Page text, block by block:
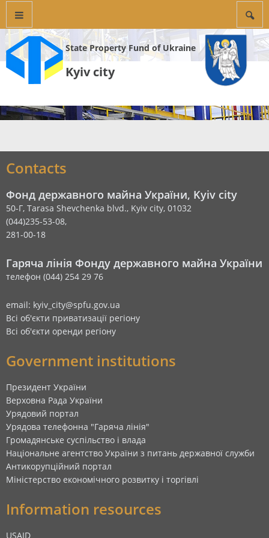
State Property Fund of Ukraine
Kyiv city
Contacts
Фонд державного майна України, Kyiv city
50-Г, Tarasa Shevchenka blvd., Kyiv city, 01032
(044)235-53-08,
281-00-18
Гаряча лінія Фонду державного майна України
телефон (044) 254 29 76
email: kyiv_city@spfu.gov.ua
Всі об'єкти приватизації регіону
Всі об'єкти оренди регіону
Government institutions
Президент України
Верховна Рада України
Урядовий портал
Урядова телефонна "Гаряча лінія"
Громадянське суспільство і влада
Національне агентство України з питань державної служби
Антикорупційний портал
Міністерство економічного розвитку і торгівлі
Information resources
USAID